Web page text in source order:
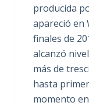
producida
apareció en
finales de
alcanzó
más de
hasta
momento